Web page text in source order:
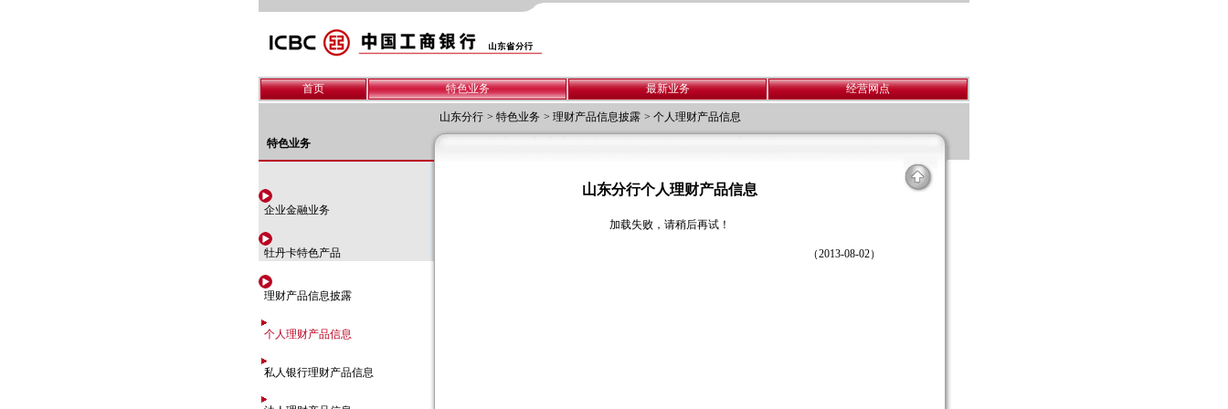
首页 特色业务 最新业务 经营网点
山东分行 > 特色业务 > 理财产品信息披露 > 个人理财产品信息
特色业务
企业金融业务
牡丹卡特色产品
理财产品信息披露
个人理财产品信息
私人银行理财产品信息
山东分行个人理财产品信息
加载失败，请稍后再试！
（2013-08-02）